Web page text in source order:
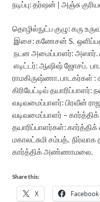
நடிப்பு: தர்ஷன் | அஞ்சு
தொழில்நுட்ப குழு: கரு
இசை: கணேசன் S.
நடன அமைப்பாளர்: அஸார்.
எடிட்டர்: ஆஷிஷ்ஜோசப்.
ராமகிருஷ்ணா.பாடகர்கள் :
கிரியேட்டிவ் தயாரிப்பாளர்:
வடிவமைப்பாளர்: பிரவீன்
வடிவமைப்பாளர் – கார்த்திக்
தயாரிப்பாளர்கள்: கார்த்திக்
மகாலட்சுமி சம்பத். நிர்வாக
கார்த்திக்அண்ணாமலை.
Share this:
X Facebook